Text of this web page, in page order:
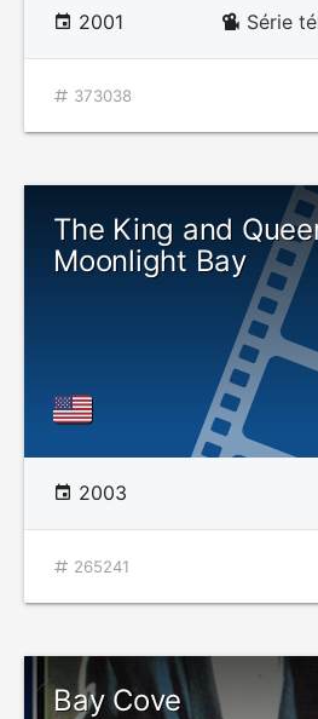
2001 Série
373038
The King and
Moonlight Bay
2003
265241
Bay Cove